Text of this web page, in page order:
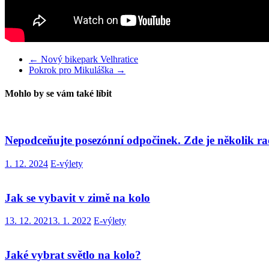
← Nový bikepark Velhratice
Pokrok pro Mikuláška →
Mohlo by se vám také líbit
Nepodceňujte posezónní odpočinek. Zde je několik
1. 12. 2024 E-výlety
Jak se vybavit v zimě na kolo
13. 12. 20213. 1. 2022 E-výlety
Jaké vybrat světlo na kolo?